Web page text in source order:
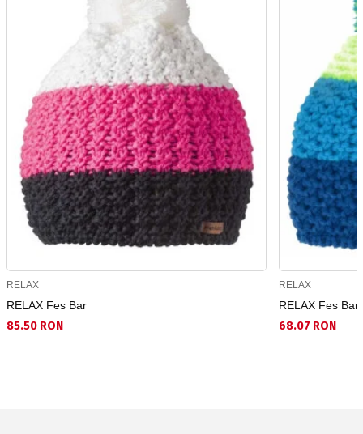
RELAX
RELAX Fes Bar
85.50 RON
RELAX
RELAX Fes Bar
68.07 RON